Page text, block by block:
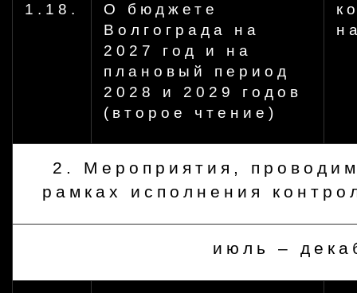
1.18.
О бюджете
Волгограда на
2027 год и на
плановый период
2028 и 2029 годов
(второе чтение)
2. Мероприятия,
рамках исполнения
июль –